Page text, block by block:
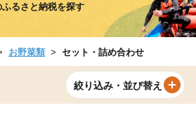
ふるさと納税を探す
お野菜類 セット・詰め合わせ
絞り込み・並び替え